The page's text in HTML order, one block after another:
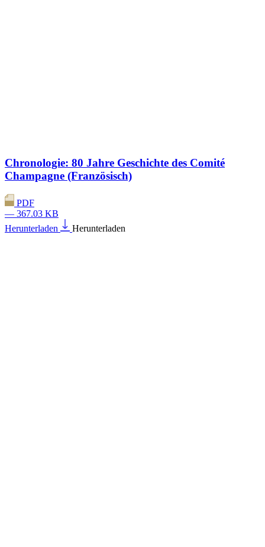
Chronologie: 80 Jahre Geschichte des Comité
Champagne (Französisch)
PDF
— 367.03 KB
Herunterladen
Herunterladen